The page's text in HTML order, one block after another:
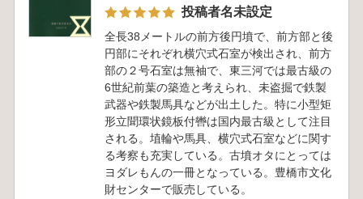
投稿者名未設定
全長38メートルの前方後円墳で、前方部と後
円部にそれぞれ横穴式石室が検出され、前方
部の２号石室は無袖で、東三河では最古級の
6世紀前葉の築造と考えられ、未盗掘で鉄製
武器や鉄製馬具などが出土した。特に小型矩
形立聞環状鏡板付轡は国内最古級として注目
される。埴輪や馬具、横穴式石室などに関す
る考察も充実している。古墳オタにとっては
ヨダレもんの一冊となっている。豊橋市文化
財センターで販売している。